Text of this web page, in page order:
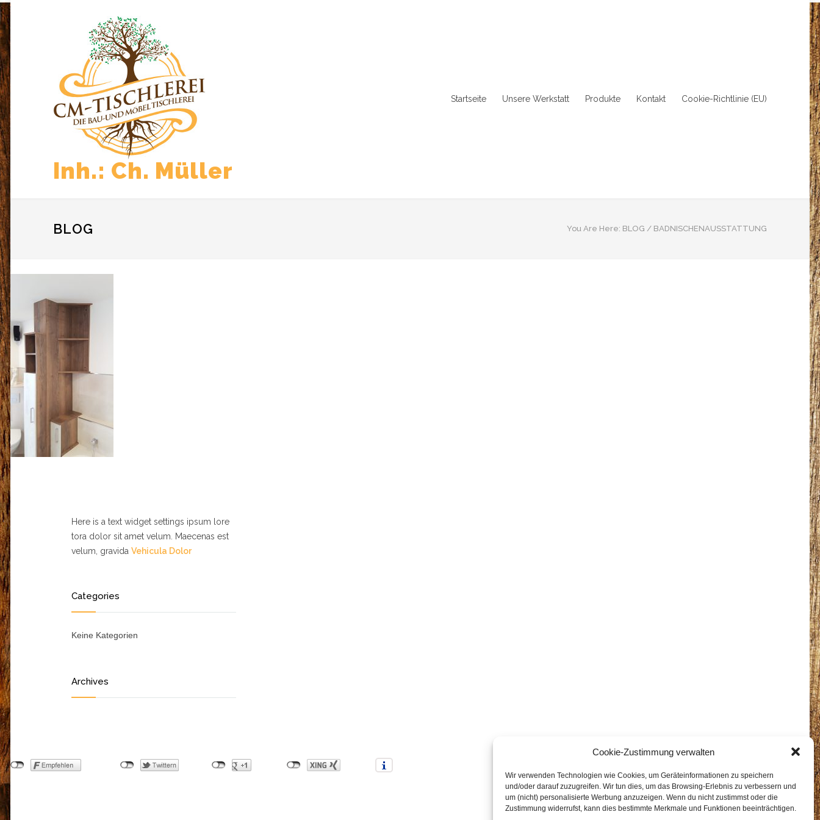
Cookie-Zustimmung verwalten
Wir verwenden Technologien wie Cookies, um Geräteinformationen zu speichern
und/oder darauf zuzugreifen. Wir tun dies, um das Browsing-Erlebnis zu verbessern und
um (nicht) personalisierte Werbung anzuzeigen. Wenn du nicht zustimmst oder die
Zustimmung widerrufst, kann dies bestimmte Merkmale und Funktionen beeinträchtigen.
Inh.: Ch. Müller
Startseite Unsere Werkstatt Produkte Kontakt Cookie-Richtlinie (EU)
BLOG You Are Here: BLOG / BADNISCHENAUSSTATTUNG
Here is a text widget settings ipsum lore
tora dolor sit amet velum. Maecenas est
velum, gravida Vehicula Dolor
Categories
Keine Kategorien
Archives